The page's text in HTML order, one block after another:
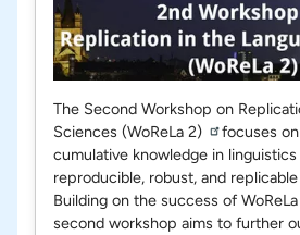
The Second Workshop on
Sciences (WoReLa 2)
focuses
cumulative knowledge in
reproducible, robust, and
Building on the success of
second workshop aims to further